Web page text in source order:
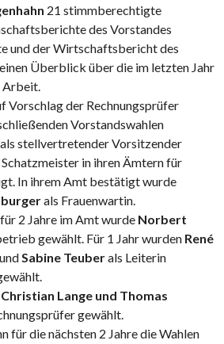
21 stimmberechtigte
des Vorstandes
und der Wirtschaftsbericht des
Überblick über die im letzten Jahr
Arbeit.
Vorschlag der Rechnungsprüfer
Vorstandswahlen
als stellvertretender Vorsitzender
Schatzmeister in ihren Ämtern für
In ihrem Amt bestätigt wurde
als Frauenwartin.
2 Jahre im Amt wurde Norbert
gewählt. Für 1 Jahr wurden René
Sabine Teuberals Leiterin
Lange und Thomas
gewählt.
für die nächsten 2 Jahre die Wahlen